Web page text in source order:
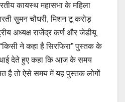
कायस्थ महासभा के महिला
सुमन चौधरी, मिशन टू करोड़
अध्यक्ष राजेंद्र कर्ण और जेडीयू
ने कहा है सिरफिरा” पुस्तक के
देते हुए कहा कि आज के समय
है तो ऐसे समय में यह पुस्तक लोगों